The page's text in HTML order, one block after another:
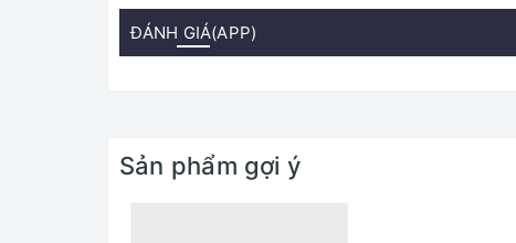
ĐÁNH GIÁ(APP)
Sản phẩm gợi ý